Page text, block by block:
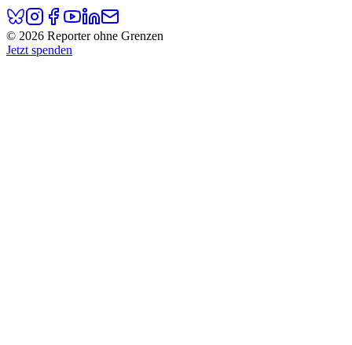
© 2026 Reporter ohne Grenzen
Jetzt spenden